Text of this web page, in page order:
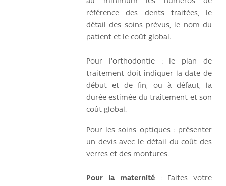
référence des dents traitées, le
détail des soins prévus, le nom du
patient et le coût global.
Pour l'orthodontie : le plan de
traitement doit indiquer la date de
début et de fin, ou à défaut, la
durée estimée du traitement et son
coût global.
Pour les soins optiques : présenter
un devis avec le détail du coût des
verres et des montures.
Pour la maternité : Faites votre